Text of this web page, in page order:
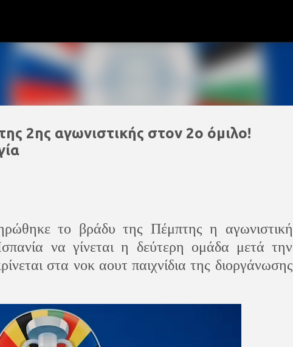
2ης αγωνιστικής στον 2ο όμιλο!
το βράδυ της Πέμπτης η αγωνιστική
να γίνεται η δεύτερη ομάδα μετά την
στα νοκ αουτ παιχνίδια της διοργάνωσης